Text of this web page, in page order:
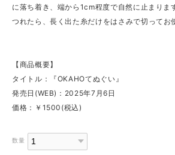
に落ち着き、端から1cm程度で自然に止まりま
つれたら、長く出た糸だけをはさみで切ってお
【商品概要】
タイトル：『OKAHOてぬぐい』
発売日(WEB)：2025年7月6日
価格：￥1500(税込)
数量